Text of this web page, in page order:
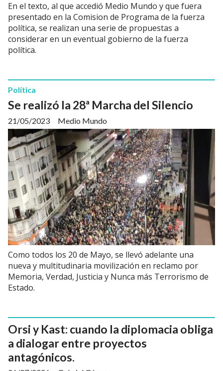
En el texto, al que accedió Medio Mundo y que fuera
presentado en la Comision de Programa de la fuerza
política, se realizan una serie de propuestas a
considerar en un eventual gobierno de la fuerza
política.
Se realizó la 28ª Marcha del Silencio
Medio Mundo
Política
21/05/2023
Como todos los 20 de Mayo, se llevó adelante una
nueva y multitudinaria movilización en reclamo por
Memoria, Verdad, Justicia y Nunca más Terrorismo de
Estado.
Orsi y Kast: cuando la diplomacia obliga
a dialogar entre proyectos
antagónicos.